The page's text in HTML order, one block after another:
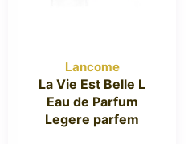
Lancome
La Vie Est Belle L
Eau de Parfum
Legere parfem